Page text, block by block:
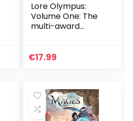
Lore Olympus:
Volume One: The
multi-award
Webtoon series
€17.99